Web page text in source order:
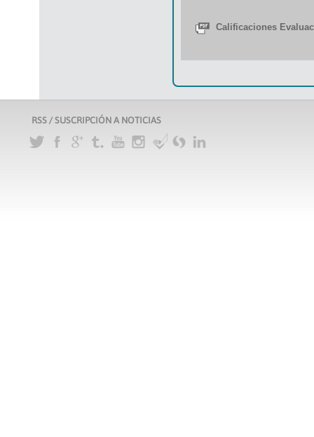
Calificaciones
RSS / SUSCRIPCIÓN A NOTICIAS